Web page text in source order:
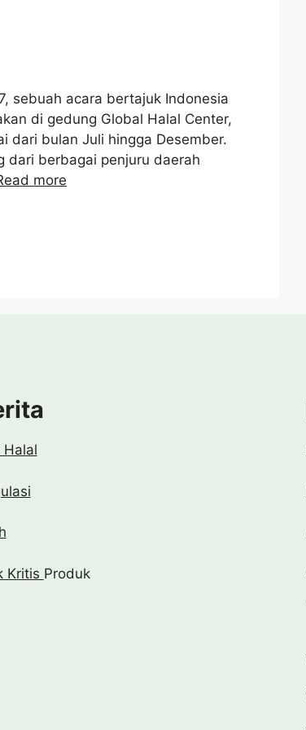
sebuah acara bertajuk Indonesia
di gedung Global Halal Center,
dari bulan Juli hingga Desember.
dari berbagai penjuru daerah
more
Halal
Kritis Produk